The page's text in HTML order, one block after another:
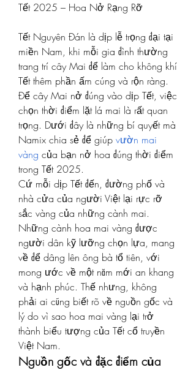
Tết 2025 – Hoa Nở Rạng Rỡ
Tết Nguyên Đán là dịp lễ trọng đại tại
miền Nam, khi mỗi gia đình thường
trang trí cây Mai để làm cho không khí
Tết thêm phần ấm cúng và rộn ràng.
Để cây Mai nở đúng vào dịp Tết, việc
chọn thời điểm lặt lá mai là rất quan
trọng. Dưới đây là những bí quyết mà
Namix chia sẻ để giúp vườn mai
vàng của bạn nở hoa đúng thời điểm
trong Tết 2025.
Cứ mỗi dịp Tết đến, đường phố và
nhà cửa của người Việt lại rực rỡ
sắc vàng của những cành mai.
Những cành hoa mai vàng được
người dân kỹ lưỡng chọn lựa, mang
về để dâng lên ông bà tổ tiên, với
mong ước về một năm mới an khang
và hạnh phúc. Thế nhưng, không
phải ai cũng biết rõ về nguồn gốc và
lý do vì sao hoa mai vàng lại trở
thành biểu tượng của Tết cổ truyền
Việt Nam.
Nguồn gốc và đặc điểm của